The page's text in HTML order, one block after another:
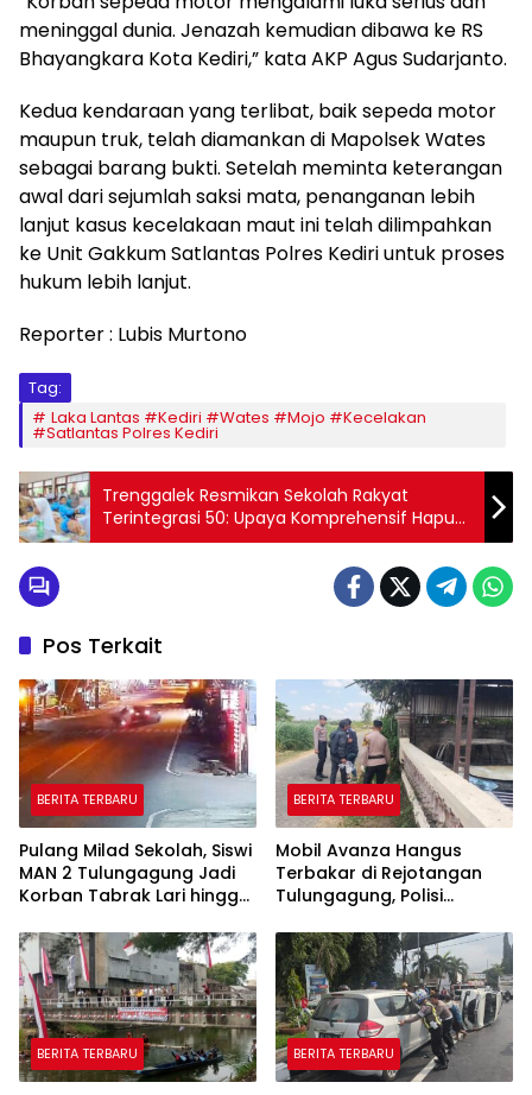
meninggal dunia. Jenazah kemudian dibawa ke RS
Bhayangkara Kota Kediri,” kata AKP Agus Sudarjanto.
​Kedua kendaraan yang terlibat, baik sepeda motor
maupun truk, telah diamankan di Mapolsek Wates
sebagai barang bukti. Setelah meminta keterangan
awal dari sejumlah saksi mata, penanganan lebih
lanjut kasus kecelakaan maut ini telah dilimpahkan
ke Unit Gakkum Satlantas Polres Kediri untuk proses
hukum lebih lanjut.
Reporter : Lubis Murtono
Tag:
Laka Lantas #Kediri #Wates #Mojo #Kecelakan
#Satlantas Polres Kediri
Trenggalek Resmikan Sekolah Rakyat
Terintegrasi 50: Upaya Komprehensif Hapus
Kesenjangan Pendidikan
Pos Terkait
BERITA TERBARU
Pulang Milad Sekolah, Siswi
MAN 2 Tulungagung Jadi
Korban Tabrak Lari hingga
BERITA TERBARU
Mobil Avanza Hangus
Terbakar di Rejotangan
Tulungagung, Polisi
Bahan Bakar
BERITA TERBARU BERITA TERBARU